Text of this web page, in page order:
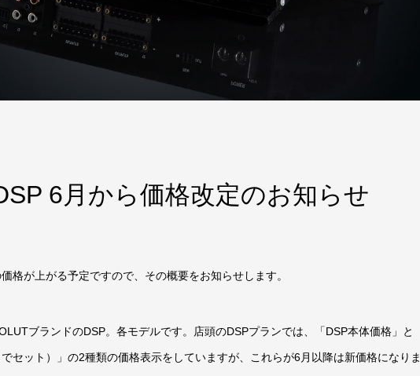
6月から価格改定のお知らせ
格が上がる予定ですので、その概要をお知らせします。
ブランドのDSP。各モデルです。店頭のDSPプランでは、「DSP本体価格」と
でセット）」の2種類の価格表示をしていますが、これらが6月以降は新価格になりま